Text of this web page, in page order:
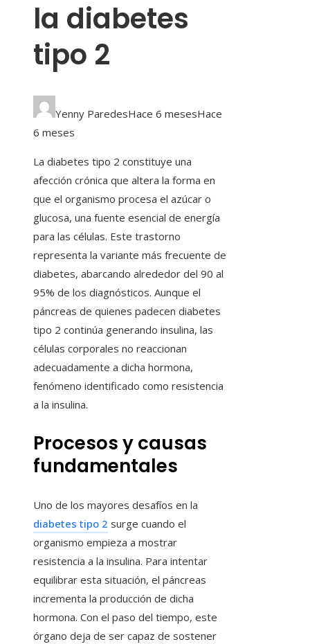
la diabetes
tipo 2
Yenny ParedesHace 6 mesesHace
6 meses
La diabetes tipo 2 constituye una
afección crónica que altera la forma en
que el organismo procesa el azúcar o
glucosa, una fuente esencial de energía
para las células. Este trastorno
representa la variante más frecuente de
diabetes, abarcando alrededor del 90 al
95% de los diagnósticos. Aunque el
páncreas de quienes padecen diabetes
tipo 2 continúa generando insulina, las
células corporales no reaccionan
adecuadamente a dicha hormona,
fenómeno identificado como resistencia
a la insulina.
Procesos y causas
fundamentales
Uno de los mayores desafíos en la
diabetes tipo 2 surge cuando el
organismo empieza a mostrar
resistencia a la insulina. Para intentar
equilibrar esta situación, el páncreas
incrementa la producción de dicha
hormona. Con el paso del tiempo, este
órgano deja de ser capaz de sostener